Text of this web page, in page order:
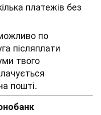
платежів без
по
післяплати
твого
пошті.